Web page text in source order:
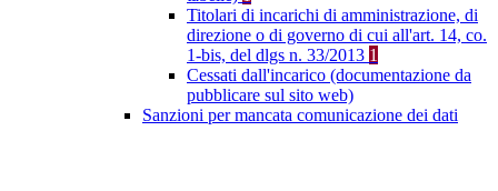
Titolari di incarichi di amministrazione, di
direzione o di governo di cui all'art. 14, co.
1-bis, del dlgs n. 33/2013 1
Cessati dall'incarico (documentazione da
pubblicare sul sito web)
Sanzioni per mancata comunicazione dei dati